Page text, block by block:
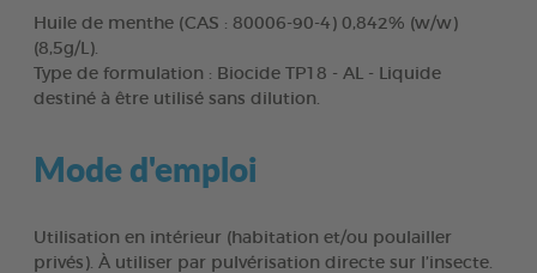
Huile de menthe (CAS : 80006-90-4) 0,842% (w/w)
(8,5g/L).
Type de formulation : Biocide TP18 - AL - Liquide
destiné à être utilisé sans dilution.
Mode d'emploi
Utilisation en intérieur (habitation et/ou poulailler
privés). À utiliser par pulvérisation directe sur l’insecte.